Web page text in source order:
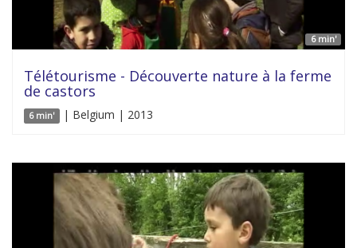
6 min'
Télétourisme - Découverte nature à la ferme
de castors
6 min' | Belgium | 2013